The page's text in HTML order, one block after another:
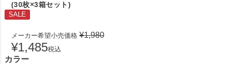
(30枚×3箱セット)
SALE
メーカー希望小売価格 ¥1,980
¥1,485税込
カラー